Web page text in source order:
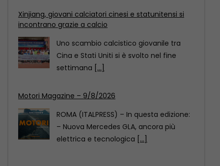
Motori Magazine – 9/8/2026
ROMA (ITALPRESS) – In questa edizione:
– Nuova Mercedes GLA, ancora più
elettrica e tecnologica
Tg Ambiente – 9/8/2026
ROMA (ITALPRESS) – In questo numero
del Tg Ambiente, prodotto dall’Italpress
in collaborazione con TeleAmbiente: